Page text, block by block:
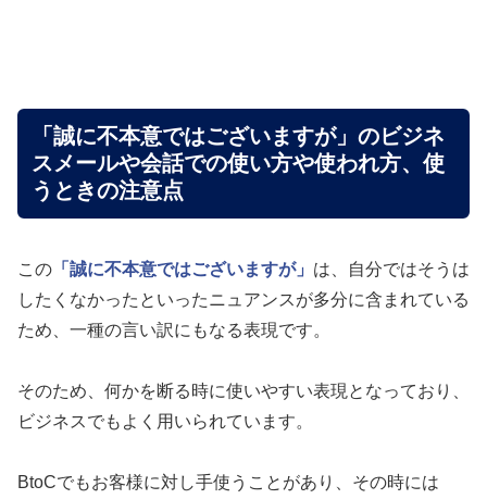
「誠に不本意ではございますが」のビジネ
スメールや会話での使い方や使われ方、使
うときの注意点
この 「誠に不本意ではございますが」 は、自分ではそうは
したくなかったといったニュアンスが多分に含まれている
ため、一種の言い訳にもなる表現です。
そのため、何かを断る時に使いやすい表現となっており、
ビジネスでもよく用いられています。
BtoCでもお客様に対し手使うことがあり、その時には